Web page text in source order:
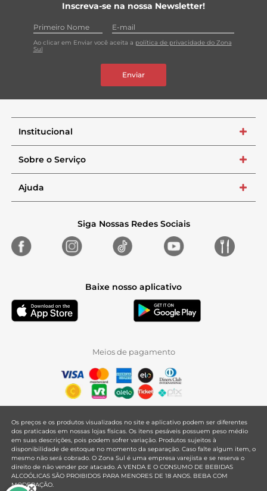
Inscreva-se na nossa Newsletter!
Ao clicar em Enviar você aceita a política de privacidade do Zona
Sul
Enviar
Institucional +
Sobre o Serviço +
Ajuda +
Siga Nossas Redes Sociais
Baixe nosso aplicativo
Meios de pagamento
Os preços e os produtos visualizados no site e aplicativo podem ser diferentes
dos praticados em nossas lojas físicas. Os itens pesáveis possuem peso médio
em suas descrições, pois podem sofrer variação. Produtos sujeitos à
disponibilidade de estoque no momento da separação. Caso falte algum item, o
mesmo não será cobrado. O Zona Sul é uma empresa varejista e se reserva o
direito de não vender por atacado. A VENDA E O CONSUMO DE BEBIDAS
ALCOÓLICAS SÃO PROIBIDOS PARA MENORES DE 18 ANOS. BEBA COM
MODERAÇÃO.